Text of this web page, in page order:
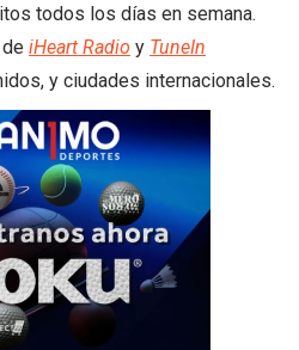
todos los días en semana.
iHeart Radio y TuneIn
y ciudades internacionales.